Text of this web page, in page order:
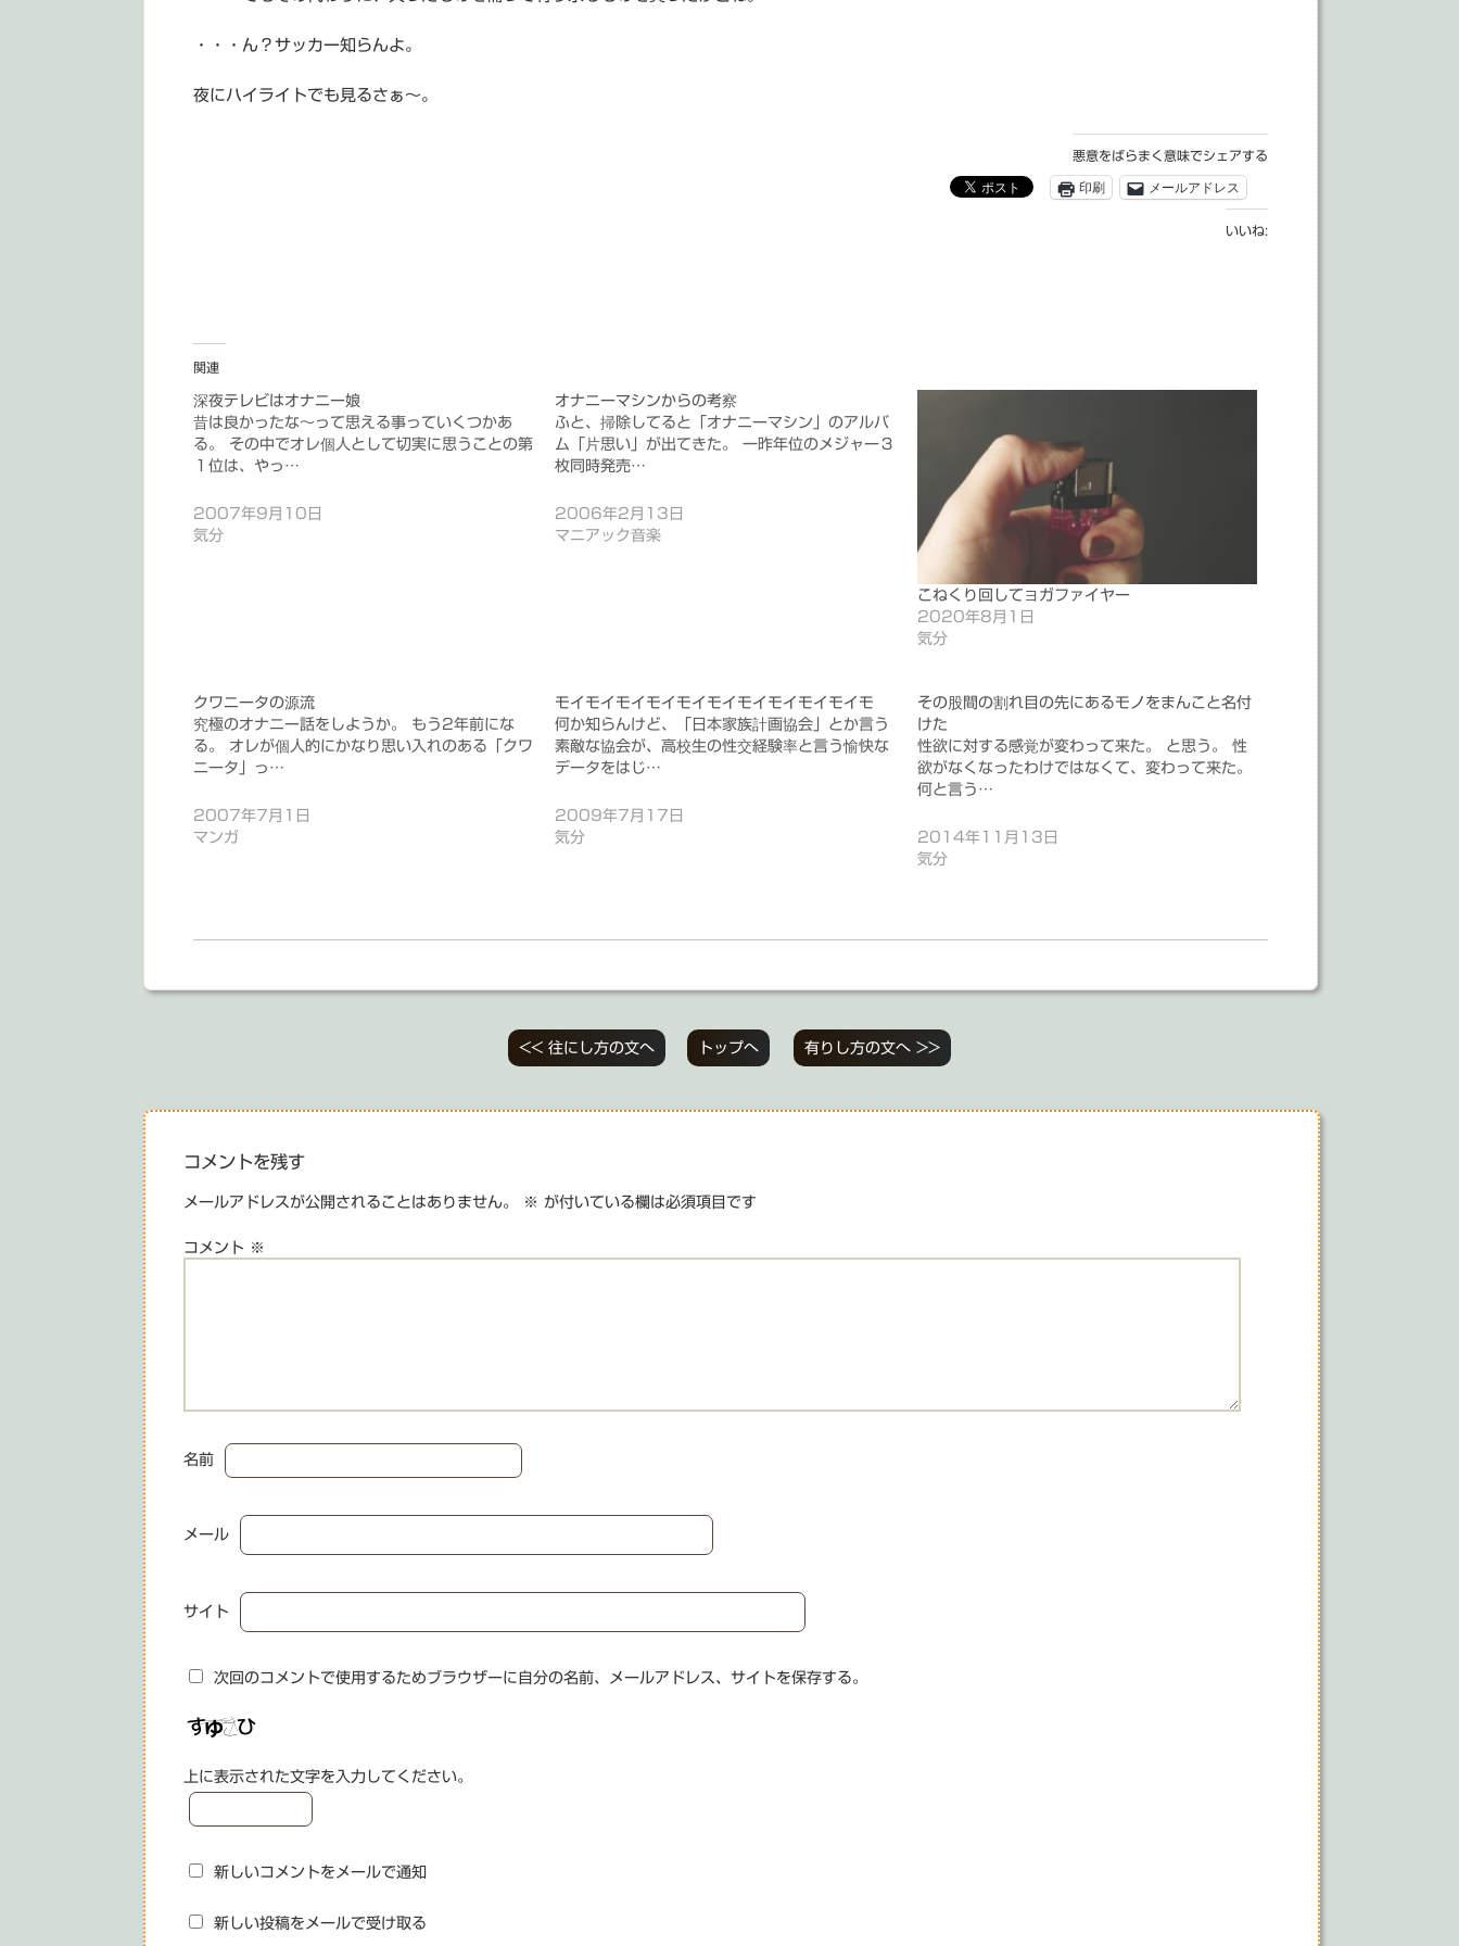
・・・ん？サッカー知らんよ。
夜にハイライトでも見るさぁ～。
悪意をばらまく意味でシェアする
印刷 メールアドレス
いいね:
関連
深夜テレビはオナニー娘
昔は良かったな～って思える事っていくつかあ
る。 その中でオレ個人として切実に思うことの第
１位は、やっ…
2007年9月10日
気分
オナニーマシンからの考察
ふと、掃除してると「オナニーマシン」のアルバ
ム「片思い」が出てきた。 一昨年位のメジャー３
枚同時発売…
2006年2月13日
マニアック音楽
こねくり回してヨガファイヤー
2020年8月1日
気分
クワニータの源流
究極のオナニー話をしようか。 もう2年前にな
る。 オレが個人的にかなり思い入れのある「クワ
ニータ」っ…
2007年7月1日
マンガ
モイモイモイモイモイモイモイモイモイモイモ
何か知らんけど、「日本家族計画協会」とか言う
素敵な協会が、高校生の性交経験率と言う愉快な
データをはじ…
2009年7月17日
気分
その股間の割れ目の先にあるモノをまんこと名付
けた
性欲に対する感覚が変わって来た。 と思う。 性
欲がなくなったわけではなくて、変わって来た。
何と言う…
2014年11月13日
気分
ナ
ビ
ゲ
ー
シ
ョ
ン
<< 往にし方の文へ トップへ 有りし方の文へ >>
コメントを残す
メールアドレスが公開されることはありません。 ※ が付いている欄は必須項目です
コメント ※
名前
メール
サイト
次回のコメントで使用するためブラウザーに自分の名前、メールアドレス、サイトを保存する。
上に表示された文字を入力してください。
新しいコメントをメールで通知
新しい投稿をメールで受け取る